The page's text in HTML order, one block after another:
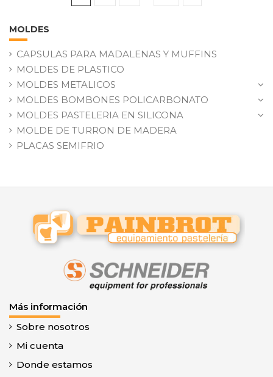
MOLDES
CAPSULAS PARA MADALENAS Y MUFFINS
MOLDES DE PLASTICO
MOLDES METALICOS
MOLDES BOMBONES POLICARBONATO
MOLDES PASTELERIA EN SILICONA
MOLDE DE TURRON DE MADERA
PLACAS SEMIFRIO
Más información
Sobre nosotros
Mi cuenta
Donde estamos